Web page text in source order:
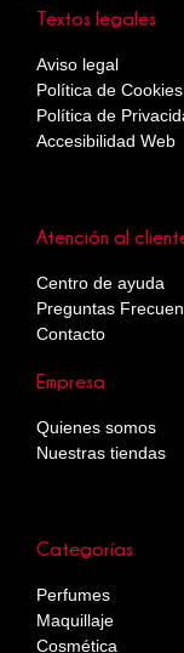
Categorías
Perfumes
Maquillaje
Cosmética
Atención al
Centro de ayuda
Preguntas
Contacto
Empresa
Quienes somos
Nuestras tiendas
Textos legales
Aviso legal
Política de Cookies
Política de
Accesibilidad Web